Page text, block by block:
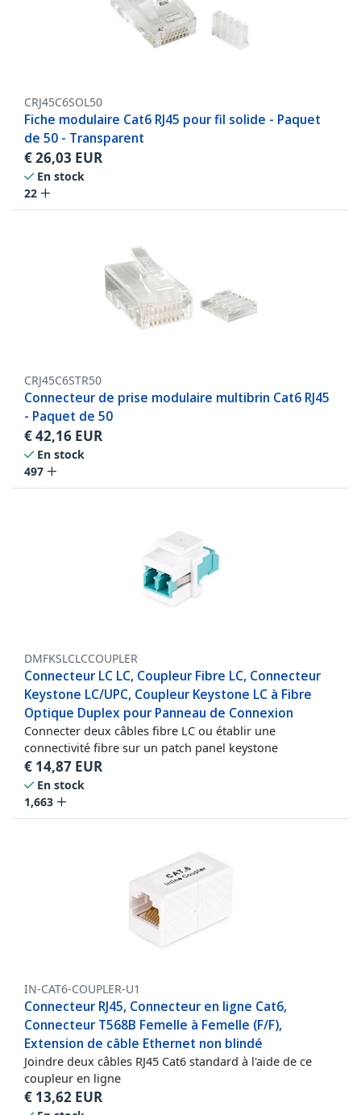
CRJ45C6SOL50
Fiche modulaire Cat6 RJ45 pour fil solide - Paquet
de 50 - Transparent
€26,03 EUR
En stock
22
CRJ45C6STR50
Connecteur de prise modulaire multibrin Cat6 RJ45
- Paquet de 50
€42,16 EUR
En stock
497
DMFKSLCLCCOUPLER
Connecteur LC LC, Coupleur Fibre LC, Connecteur
Keystone LC/UPC, Coupleur Keystone LC à Fibre
Optique Duplex pour Panneau de Connexion
Connecter deux câbles fibre LC ou établir une
connectivité fibre sur un patch panel keystone
€ 14,87 EUR
En stock
1,663
IN-CAT6-COUPLER-U1
Connecteur RJ45, Connecteur en ligne Cat6,
Connecteur T568B Femelle à Femelle (F/F),
Extension de câble Ethernet non blindé
Joindre deux câbles RJ45 Cat6 standard à l'aide de ce
coupleur en ligne
€ 13,62 EUR